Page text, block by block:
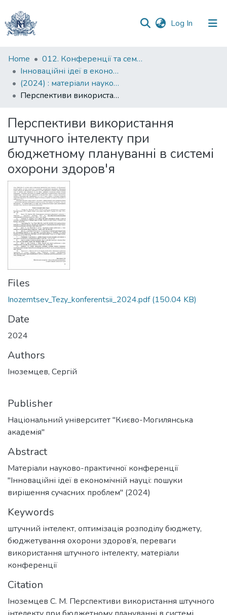
Log In (current)
Communities
&
Collections
All of DSpace
Statistics
Home
012. Конференції та семінари НаУКМА
Інноваційні ідеї в економічній науці: пошуки вирішення сучасних проблем: матеріали науково-практичної конференції
(2024) : матеріали науково-практичної конференції, 2024 рік
Перспективи використання штучного інтелекту при бюджетному плануванні в системі охорони здоров'я
Перспективи використання
штучного інтелекту при
бюджетному плануванні в системі
охорони здоров'я
Files
Inozemtsev_Tezy_konferentsii_2024.pdf(150.04 KB)
Date
2024
Authors
Іноземцев, Сергій
Publisher
Національний університет "Києво-Могилянська
академія"
Abstract
Матеріали науково-практичної конференції
"Інноваційні ідеї в економічній науці: пошуки
вирішення сучасних проблем" (2024)
Keywords
штучний інтелект, оптимізація розподілу бюджету,
бюджетування охорони здоров’я, переваги
використання штучного інтелекту, матеріали
конференції
Citation
Іноземцев С. М. Перспективи використання штучного